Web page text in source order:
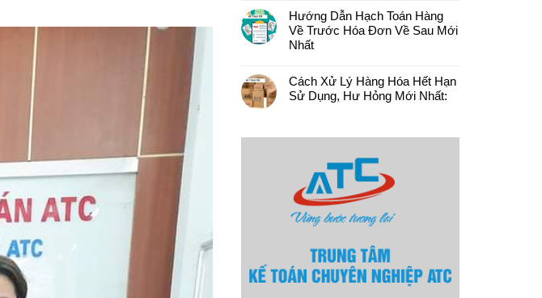
Hướng Dẫn Hạch Toán Hàng
Về Trước Hóa Đơn Về Sau Mới
Nhất
Cách Xử Lý Hàng Hóa Hết Hạn
Sử Dụng, Hư Hỏng Mới Nhất: